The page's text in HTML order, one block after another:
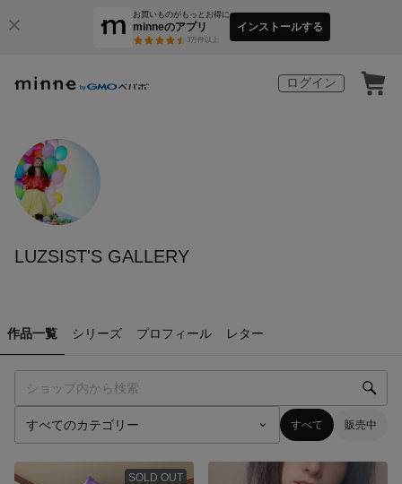
お買いものがもっとお得に
minneのアプリ
3万件以上
インストールする
ログイン
LUZSIST'S GALLERY
作品一覧 シリーズ プロフィール レター
すべて 販売中
SOLD OUT